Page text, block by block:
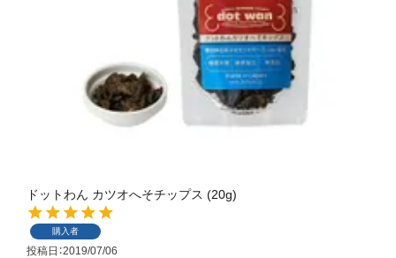
ドットわん カツオへそチップス (20g)
購入者
投稿日 2019/07/06